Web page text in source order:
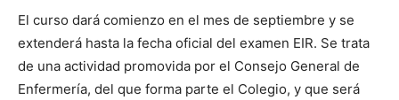
El curso dará comienzo en el mes de septiembre y se
extenderá hasta la fecha oficial del examen EIR. Se trata
de una actividad promovida por el Consejo General de
Enfermería, del que forma parte el Colegio, y que será